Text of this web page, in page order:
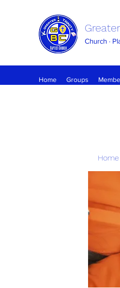
Church ·
Home Groups
Home